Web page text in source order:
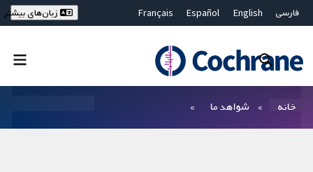
فارسی English
Español
Français
Bahasa Malaysia
ไทย
繁體中文
زبان‌های بیشتر
خانه شواهد ما